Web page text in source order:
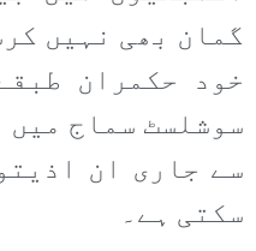
گمان بھی نہیں
خود حکمران
سوشلسٹ سماج
سے جاری ان
سکتی ہے۔